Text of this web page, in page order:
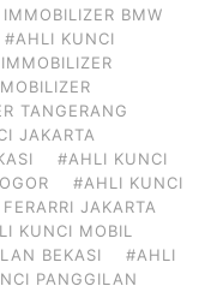
BMW
#AHLI KUNCI
TANGERANG
JAKARTA
#AHLI KUNCI
#AHLI KUNCI
JAKARTA
KUNCI MOBIL
BEKASI
#AHLI
PANGGILAN